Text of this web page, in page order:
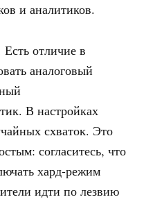
и аналитиков.
отличие в
аналоговый
В настройках
схваток. Это
согласитесь, что
хард-режим
идти по лезвию